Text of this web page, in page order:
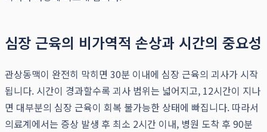
심장 근육의 비가역적 손상과 시간의 중요성
관상동맥이 완전히 막히면 30분 이내에 심장 근육의 괴사가 시작
됩니다. 시간이 경과할수록 괴사 범위는 넓어지고, 12시간이 지나
면 대부분의 심장 근육이 회복 불가능한 상태에 빠집니다. 따라서
의료계에서는 증상 발생 후 최소 2시간 이내, 병원 도착 후 90분